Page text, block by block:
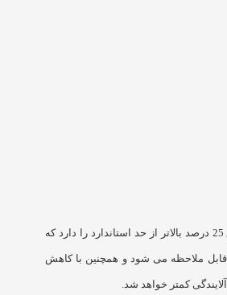
سرشعله هایی زیبا با راندمان احتراق 25 درصد بالاتر از حد استاندارد را دارد که
ملاحظه می شود و همچنین با کاهش
کمتر خواهد شد.